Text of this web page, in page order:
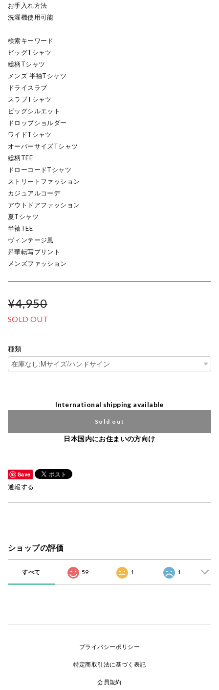
お手入れ方法
洗濯機使用可能
検索キーワード
ビッグTシャツ
総柄Tシャツ
メンズ 半袖Tシャツ
ドライスラブ
スラブTシャツ
ビッグシルエット
ドロップショルダー
ワイドTシャツ
オーバーサイズTシャツ
総柄TEE
ドローコードTシャツ
ストリートファッション
カジュアルコーデ
アウトドアファッション
夏Tシャツ
半袖TEE
ヴィンテージ風
昇華転写プリント
メンズファッション
¥4,950
SOLD OUT
種類
International shipping available
Sold out
日本国内にお住まいの方向け
Save
通報する
ショップの評価
すべて 59 1 1
プライバシーポリシー
特定商取引法に基づく表記
会員規約